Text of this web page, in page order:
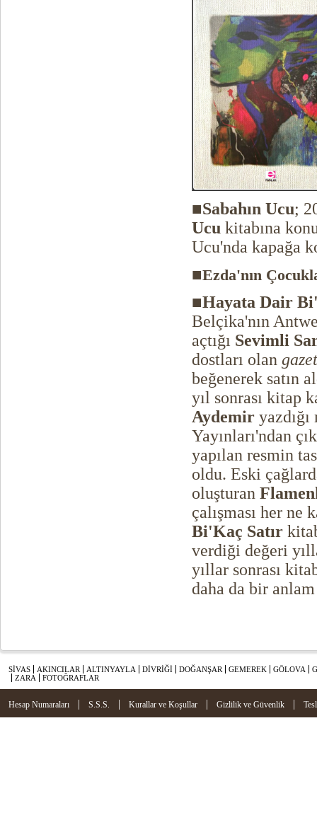
■Sabahın Ucu;
Ucu kitabına
Ucu'nda kapağa
■Ezda'nın
■Hayata Dair
Belçika'nın
açtığı Sevimli
dostları olan
beğenerek satın
yıl sonrası kitap
Aydemir
Yayınları'ndan
yapılan resmin
oldu. Eski
oluşturan
çalışması her ne
Bi'Kaç Satır
verdiği değeri
yıllar sonrası
daha da bir anlam
SİVAS AKINCILAR ALTINYAYLA DİVRİĞİ DOĞANŞAR GEMEREK GÖLOVA
ZARA
FOTOĞRAFLAR
Hesap Numaraları | S.S.S. | Kurallar ve Koşullar | Gizlilik ve Güvenlik |